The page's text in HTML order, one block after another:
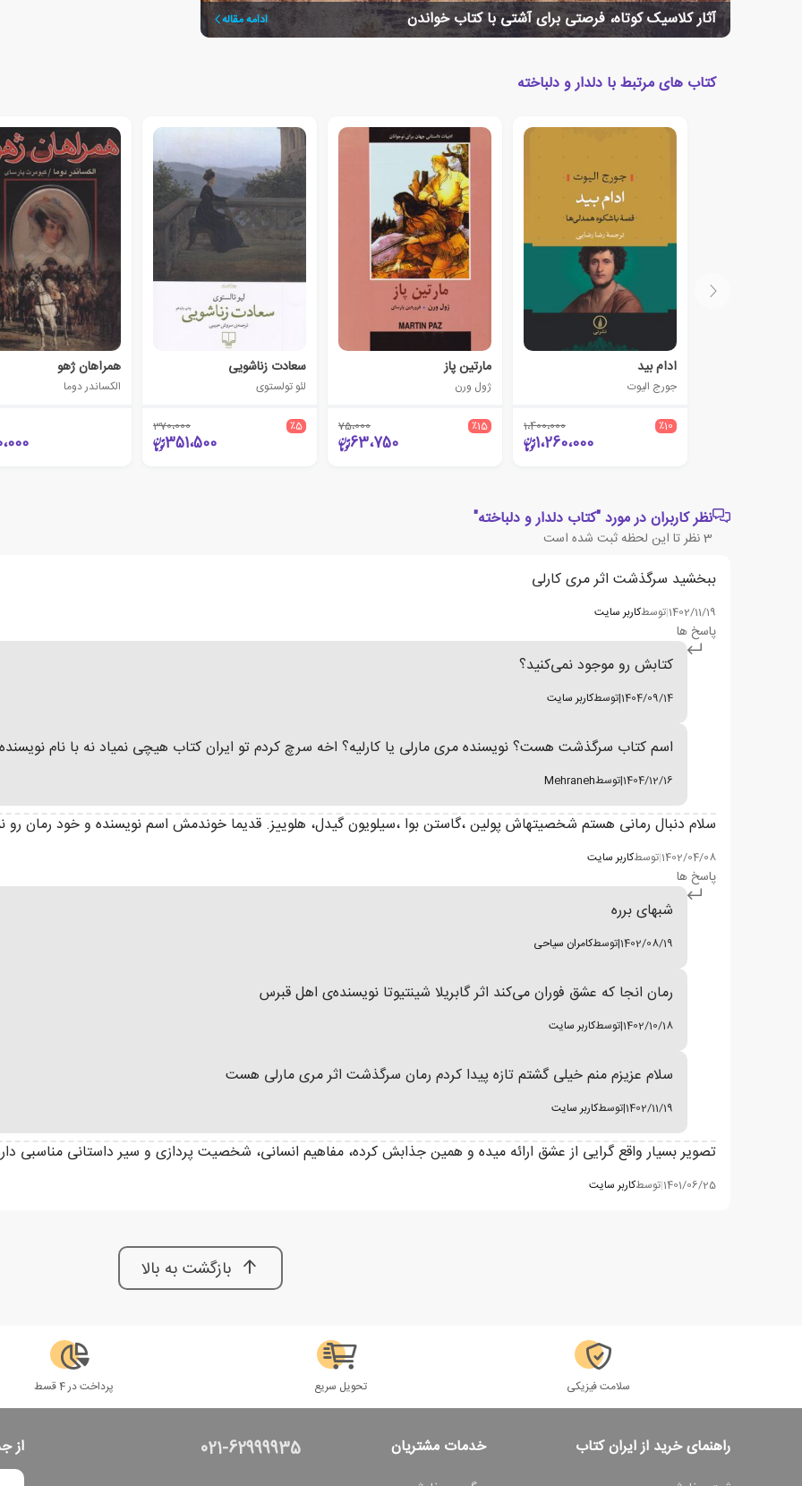
آثار کلاسیک کوتاه، فرصتی برای آشتی با کتاب خواندن ادامه مقاله
کتاب های مرتبط با دلدار و دلباخته
ادام بید
جورج الیوت
٪10 1،400،000
1،260،000
مارتین پاز
ژول ورن
٪15 75،000
63،750
سعادت زناشویی
لئو تولستوی
٪5 370،000
351،500
همراهان ژهو
الکساندر دوما
نظر کاربران در مورد "کتاب دلدار و دلباخته"
3نظر تا این لحظه ثبت شده است
ببخشید سرگذشت اثر مری کارلی
1402/11/19
|توسطکاربر سایت
پاسخ ها
کتابش رو موجود نمی‌کنید؟
1404/09/14
|توسطکاربر سایت
اسم کتاب سرگذشت هست؟ نویسنده مری مارلی یا کارلیه؟ اخه سرچ کردم تو ایران کتاب هیچی نمیاد نه با نام نویسنده
1404/12/16
|توسطMehraneh
سلام دنبال رمانی هستم شخصیتهاش پولین ،گاستن بوا ،سیلویون گیدل، هلوییز. قدیما خوندمش اسم نویسنده و خود رمان
1402/04/08
|توسطکاربر سایت
پاسخ ها
شبهای برره
1402/08/19
|توسطکامران سیاحی
رمان انجا که عشق فوران می‌کند اثر گابریلا شینتیوتا نویسنده‌ی اهل قبرس
1402/10/18
|توسطکاربر سایت
سلام عزیزم منم خیلی گشتم تازه پیدا کردم رمان سرگذشت اثر مری مارلی هست
1402/11/19
|توسطکاربر سایت
تصویر بسیار واقع گرایی از عشق ارائه میده و همین جذابش کرده، مفاهیم انسانی، شخصیت پردازی و سیر داستانی مناسبی
1401/06/25
|توسطکاربر سایت
بازگشت به بالا
سلامت فیزیکی تحویل سریع پرداخت در 4 قسط
راهنمای خرید از ایران کتاب خدمات مشتریان 021-62999935 از